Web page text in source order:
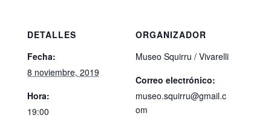
DETALLES
Fecha:
8 noviembre, 2019
Hora:
19:00
ORGANIZADOR
Museo Squirru / Vivarelli
Correo electrónico:
museo.squirru@gmail.c
om